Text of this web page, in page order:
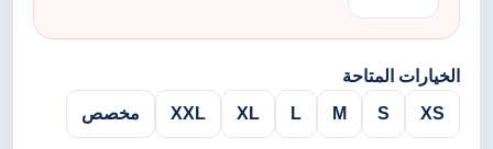
الخيارات المتاحة
XS
S
M
L
XL
XXL مخصص